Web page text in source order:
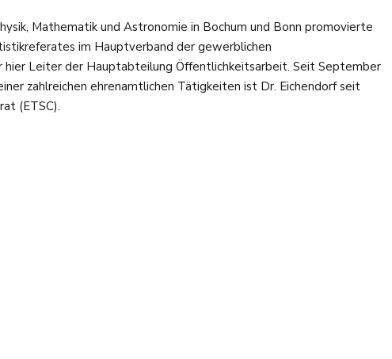
Mathematik und Astronomie in Bochum und Bonn promovierte
im Hauptverband der gewerblichen
hier Leiter der Hauptabteilung Öffentlichkeitsarbeit. Seit September
zahlreichen ehrenamtlichen Tätigkeiten ist Dr. Eichendorf seit
(ETSC).